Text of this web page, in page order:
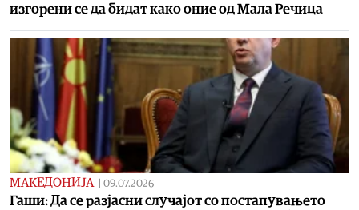
изгорени се да бидат како оние од Мала Речица
МАКЕДОНИЈА | 09.07.2026
Гаши: Да се разјасни случајот со постапувањето